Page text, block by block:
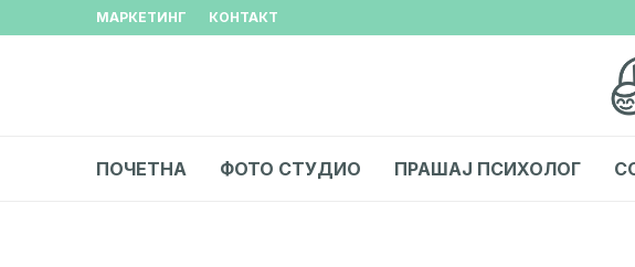
МАРКЕТИНГ КОНТАКТ
ПОЧЕТНА ФОТО СТУДИО ПРАШАЈ ПСИХОЛОГ